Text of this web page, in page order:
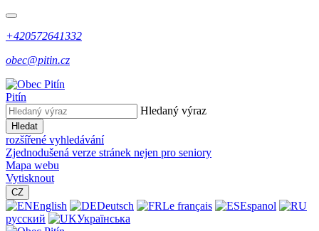
+420572641332
obec@pitin.cz
Pitín
Hledaný výraz
Hledat
rozšířené vyhledávání
Zjednodušená verze stránek nejen pro seniory
Mapa webu
Vytisknout
CZ
English Deutsch Le français
Espanol
русский
Українська